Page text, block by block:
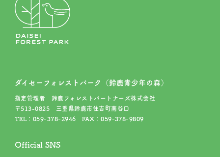
ダイセーフォレストパーク（鈴鹿青少年の森）
指定管理者 鈴鹿フォレストパートナーズ株式会社
〒513-0825 三重県鈴鹿市住吉町南谷口
TEL：059-378-2946 FAX：059-378-9809
Official SNS